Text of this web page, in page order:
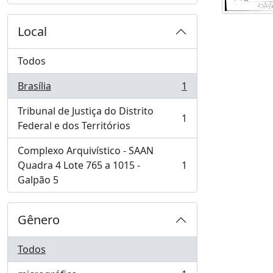
Local
Todos
Brasília
, 1 resultados
1
Tribunal de Justiça do Distrito
Federal e dos Territórios
, 1 resultados 1
Complexo Arquivístico - SAAN
Quadra 4 Lote 765 a 1015 -
Galpão 5
, 1 resultados 1
Gênero
Todos